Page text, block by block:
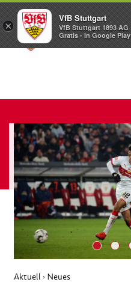
Aktuell › Neues
×
VfB Stuttgart
VfB Stuttgart 1893 AG
Gratis - In Google Play